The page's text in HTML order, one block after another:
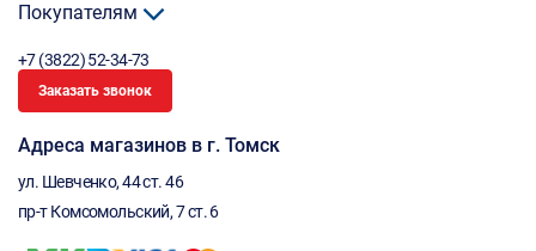
Покупателям
+7 (3822) 52-34-73
Заказать звонок
Адреса магазинов в г. Томск
ул. Шевченко, 44 ст. 46
пр-т Комсомольский, 7 ст. 6